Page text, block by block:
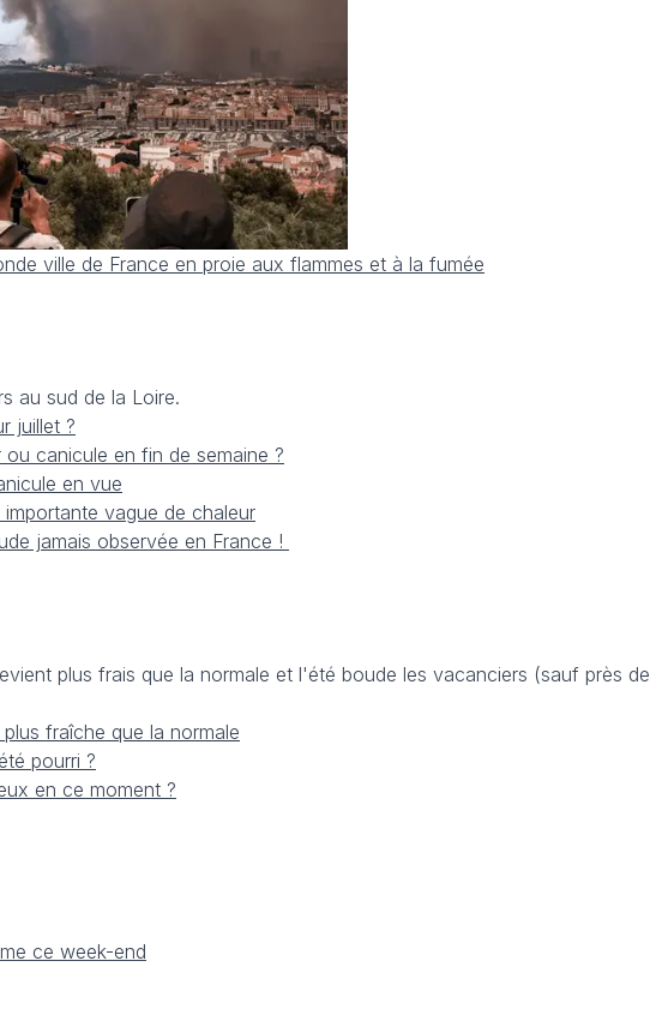
ville de France en proie aux flammes et à la fumée
au sud de la Loire.
juillet ?
canicule en fin de semaine ?
en vue
vague de chaleur
jamais observée en France !
plus frais que la normale et l'été boude les vacanciers (sauf près de
fraîche que la normale
pourri ?
en ce moment ?
ce week-end